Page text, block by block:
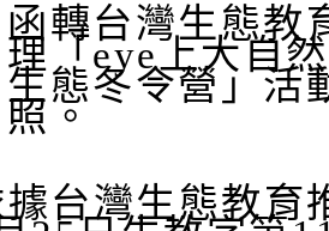
函轉台灣生態教
理「eye上大自
生態冬令營」活
照。
據台灣生態教育